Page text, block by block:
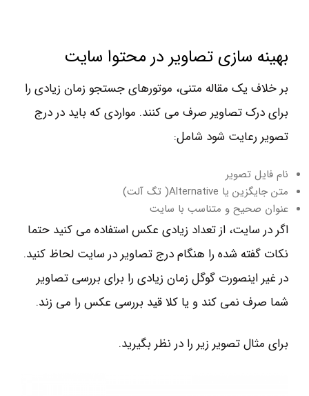
بهینه سازی تصاویر در محتوا سایت
بر خلاف یک مقاله متنی، موتورهای جستجو زمان زیادی را
برای درک تصاویر صرف می کنند. مواردی که باید در درج
تصویر رعایت شود شامل:
نام فایل تصویر
متن جایگزین یا Alternative( تگ آلت)
عنوان صحیح و متناسب با سایت
اگر در سایت، از تعداد زیادی عکس استفاده می کنید حتما
نکات گفته شده را هنگام درج تصاویر در سایت لحاظ کنید.
در غیر اینصورت گوگل زمان زیادی را برای بررسی تصاویر
شما صرف نمی کند و یا کلا قید بررسی عکس را می زند.
برای مثال تصویر زیر را در نظر بگیرید.